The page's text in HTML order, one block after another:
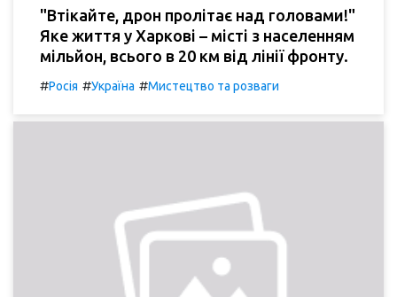
"Втікайте, дрон пролітає над головами!"
Яке життя у Харкові – місті з населенням
мільйон, всього в 20 км від лінії фронту.
#Росія #Україна #Мистецтво та розваги